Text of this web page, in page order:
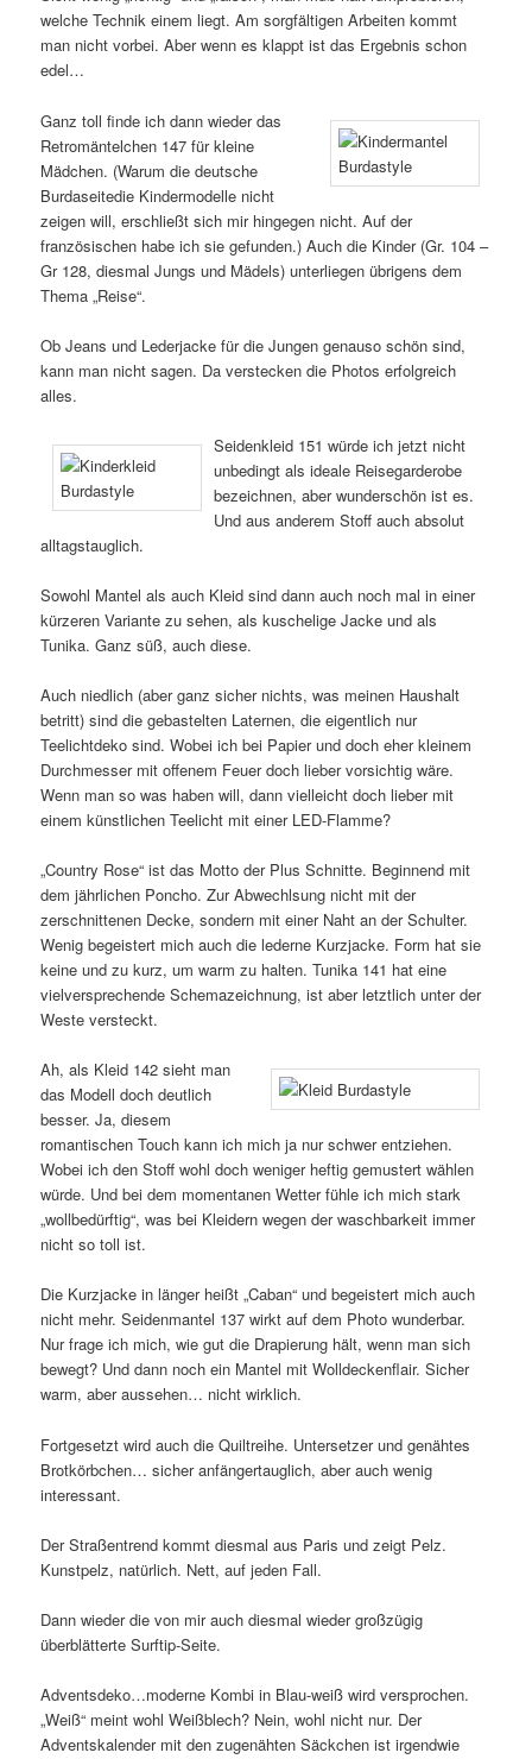
welche Technik einem liegt. Am sorgfältigen Arbeiten kommt
man nicht vorbei. Aber wenn es klappt ist das Ergebnis schon
edel…
Ganz toll finde ich dann wieder das
Retromäntelchen 147 für kleine
Mädchen. (Warum die deutsche
Burdaseitedie Kindermodelle nicht
zeigen will, erschließt sich mir hingegen nicht. Auf der
französischen habe ich sie gefunden.) Auch die Kinder (Gr. 104 –
Gr 128, diesmal Jungs und Mädels) unterliegen übrigens dem
Thema „Reise“.
Ob Jeans und Lederjacke für die Jungen genauso schön sind,
kann man nicht sagen. Da verstecken die Photos erfolgreich
alles.
Seidenkleid 151 würde ich jetzt nicht
unbedingt als ideale Reisegarderobe
bezeichnen, aber wunderschön ist es.
Und aus anderem Stoff auch absolut
alltagstauglich.
Sowohl Mantel als auch Kleid sind dann auch noch mal in einer
kürzeren Variante zu sehen, als kuschelige Jacke und als
Tunika. Ganz süß, auch diese.
Auch niedlich (aber ganz sicher nichts, was meinen Haushalt
betritt) sind die gebastelten Laternen, die eigentlich nur
Teelichtdeko sind. Wobei ich bei Papier und doch eher kleinem
Durchmesser mit offenem Feuer doch lieber vorsichtig wäre.
Wenn man so was haben will, dann vielleicht doch lieber mit
einem künstlichen Teelicht mit einer LED-Flamme?
„Country Rose“ ist das Motto der Plus Schnitte. Beginnend mit
dem jährlichen Poncho. Zur Abwechlsung nicht mit der
zerschnittenen Decke, sondern mit einer Naht an der Schulter.
Wenig begeistert mich auch die lederne Kurzjacke. Form hat sie
keine und zu kurz, um warm zu halten. Tunika 141 hat eine
vielversprechende Schemazeichnung, ist aber letztlich unter der
Weste versteckt.
Ah, als Kleid 142 sieht man
das Modell doch deutlich
besser. Ja, diesem
romantischen Touch kann ich mich ja nur schwer entziehen.
Wobei ich den Stoff wohl doch weniger heftig gemustert wählen
würde. Und bei dem momentanen Wetter fühle ich mich stark
„wollbedürftig“, was bei Kleidern wegen der waschbarkeit immer
nicht so toll ist.
Die Kurzjacke in länger heißt „Caban“ und begeistert mich auch
nicht mehr. Seidenmantel 137 wirkt auf dem Photo wunderbar.
Nur frage ich mich, wie gut die Drapierung hält, wenn man sich
bewegt? Und dann noch ein Mantel mit Wolldeckenflair. Sicher
warm, aber aussehen… nicht wirklich.
Fortgesetzt wird auch die Quiltreihe. Untersetzer und genähtes
Brotkörbchen… sicher anfängertauglich, aber auch wenig
interessant.
Der Straßentrend kommt diesmal aus Paris und zeigt Pelz.
Kunstpelz, natürlich. Nett, auf jeden Fall.
Dann wieder die von mir auch diesmal wieder großzügig
überblätterte Surftip-Seite.
Adventsdeko…moderne Kombi in Blau-weiß wird versprochen.
„Weiß“ meint wohl Weißblech? Nein, wohl nicht nur. Der
Adventskalender mit den zugenähten Säckchen ist irgendwie